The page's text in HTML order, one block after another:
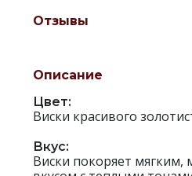
Отзывы
Описание
Цвет:
Виски красивого
Вкус:
Виски покоряет мягким,